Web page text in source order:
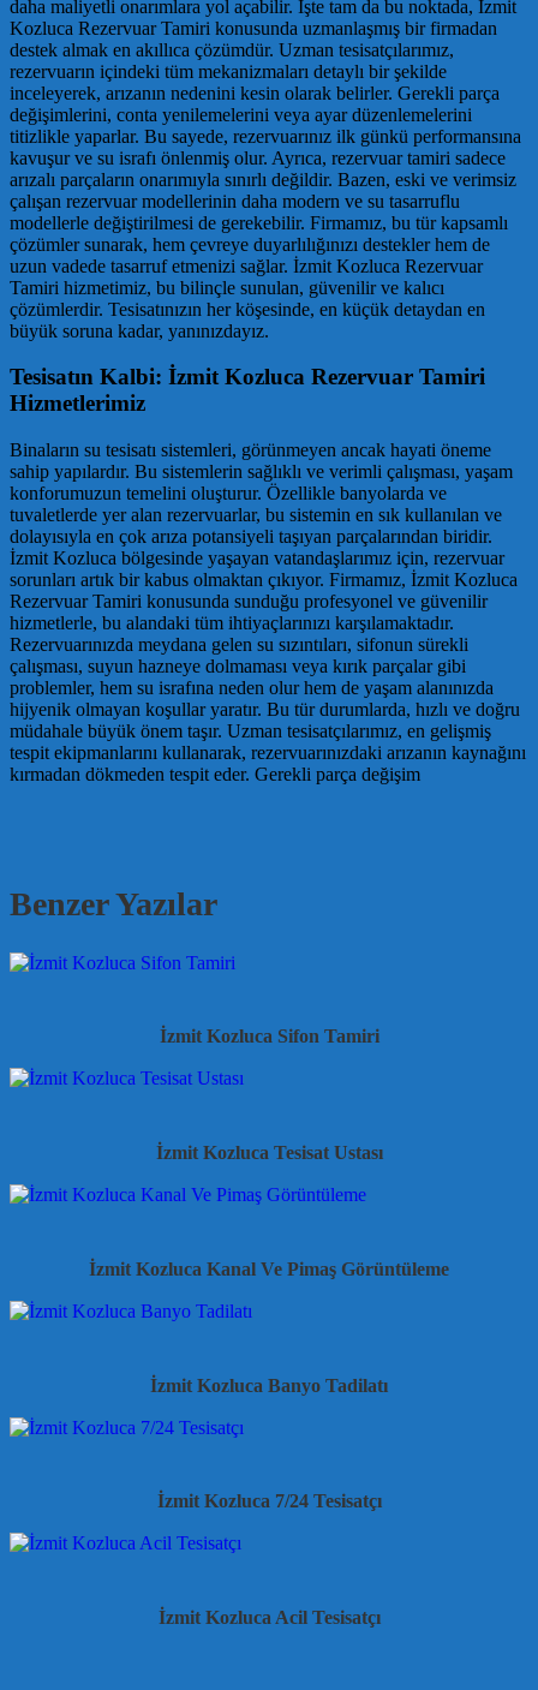
daha maliyetli onarımlara yol açabilir. İşte tam da bu noktada, İzmit
Kozluca Rezervuar Tamiri konusunda uzmanlaşmış bir firmadan
destek almak en akıllıca çözümdür. Uzman tesisatçılarımız,
rezervuarın içindeki tüm mekanizmaları detaylı bir şekilde
inceleyerek, arızanın nedenini kesin olarak belirler. Gerekli parça
değişimlerini, conta yenilemelerini veya ayar düzenlemelerini
titizlikle yaparlar. Bu sayede, rezervuarınız ilk günkü performansına
kavuşur ve su israfı önlenmiş olur. Ayrıca, rezervuar tamiri sadece
arızalı parçaların onarımıyla sınırlı değildir. Bazen, eski ve verimsiz
çalışan rezervuar modellerinin daha modern ve su tasarruflu
modellerle değiştirilmesi de gerekebilir. Firmamız, bu tür kapsamlı
çözümler sunarak, hem çevreye duyarlılığınızı destekler hem de
uzun vadede tasarruf etmenizi sağlar. İzmit Kozluca Rezervuar
Tamiri hizmetimiz, bu bilinçle sunulan, güvenilir ve kalıcı
çözümlerdir. Tesisatınızın her köşesinde, en küçük detaydan en
büyük soruna kadar, yanınızdayız.
Tesisatın Kalbi: İzmit Kozluca Rezervuar Tamiri
Hizmetlerimiz
Binaların su tesisatı sistemleri, görünmeyen ancak hayati öneme
sahip yapılardır. Bu sistemlerin sağlıklı ve verimli çalışması, yaşam
konforumuzun temelini oluşturur. Özellikle banyolarda ve
tuvaletlerde yer alan rezervuarlar, bu sistemin en sık kullanılan ve
dolayısıyla en çok arıza potansiyeli taşıyan parçalarından biridir.
İzmit Kozluca bölgesinde yaşayan vatandaşlarımız için, rezervuar
sorunları artık bir kabus olmaktan çıkıyor. Firmamız, İzmit Kozluca
Rezervuar Tamiri konusunda sunduğu profesyonel ve güvenilir
hizmetlerle, bu alandaki tüm ihtiyaçlarınızı karşılamaktadır.
Rezervuarınızda meydana gelen su sızıntıları, sifonun sürekli
çalışması, suyun hazneye dolmaması veya kırık parçalar gibi
problemler, hem su israfına neden olur hem de yaşam alanınızda
hijyenik olmayan koşullar yaratır. Bu tür durumlarda, hızlı ve doğru
müdahale büyük önem taşır. Uzman tesisatçılarımız, en gelişmiş
tespit ekipmanlarını kullanarak, rezervuarınızdaki arızanın kaynağını
kırmadan dökmeden tespit eder. Gerekli parça değişim
Benzer Yazılar
İzmit Kozluca Sifon Tamiri
İzmit Kozluca Tesisat Ustası
İzmit Kozluca Kanal Ve Pimaş Görüntüleme
İzmit Kozluca Banyo Tadilatı
İzmit Kozluca 7/24 Tesisatçı
İzmit Kozluca Acil Tesisatçı